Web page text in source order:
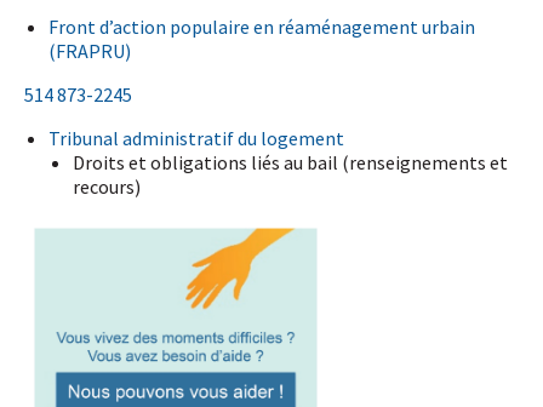
Front d’action populaire en réaménagement urbain
(FRAPRU)
514 873-2245
Tribunal administratif du logement
Droits et obligations liés au bail (renseignements et
recours)